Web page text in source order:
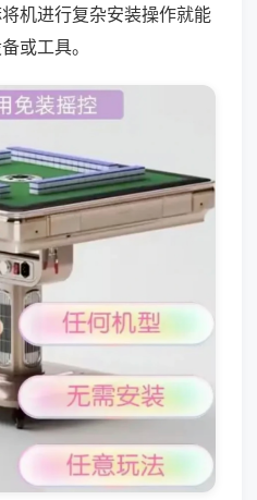
机进行复杂安装操作就能
或工具。